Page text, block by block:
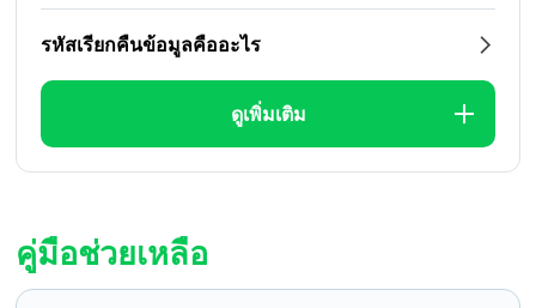
รหัสเรียกคืนข้อมูลคืออะไร
ดูเพิ่มเติม
คู่มือช่วยเหลือ